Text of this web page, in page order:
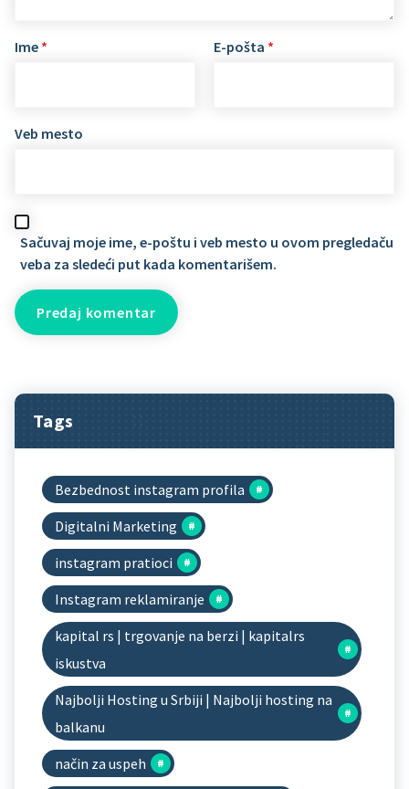
Ime * E-pošta *
Veb mesto
Sačuvaj moje ime, e-poštu i veb mesto u ovom pregledaču
veba za sledeći put kada komentarišem.
Tags
Bezbednost instagram profila
Digitalni Marketing
instagram pratioci
Instagram reklamiranje
kapital rs | trgovanje na berzi | kapitalrs
iskustva
Najbolji Hosting u Srbiji | Najbolji hosting na
balkanu
način za uspeh